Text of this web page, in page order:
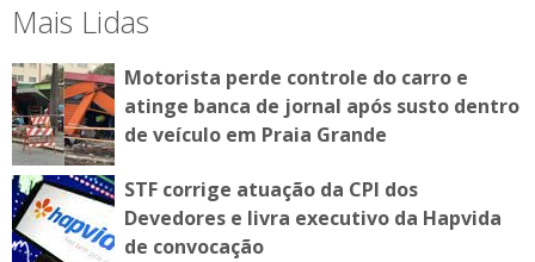
Mais Lidas
Motorista perde controle do carro e
atinge banca de jornal após susto dentro
de veículo em Praia Grande
STF corrige atuação da CPI dos
Devedores e livra executivo da Hapvida
de convocação